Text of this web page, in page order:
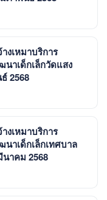
งเหมาบริการ
าเด็กเล็กวัดแสง
2568
งเหมาบริการ
าเด็กเล็กเทศบาล
าคม 2568